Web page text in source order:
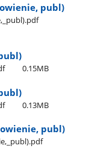
publ)
0.15MB
0.13MB
publ)